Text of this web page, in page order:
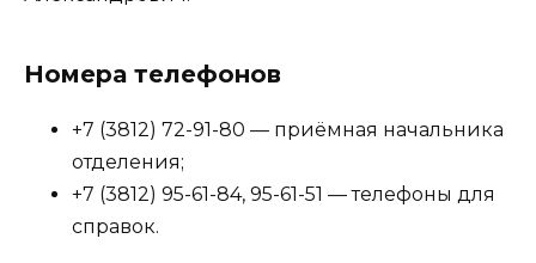
Номера телефонов
+7 (3812) 72-91-80 — приёмная начальника
отделения;
+7 (3812) 95-61-84, 95-61-51 — телефоны для
справок.